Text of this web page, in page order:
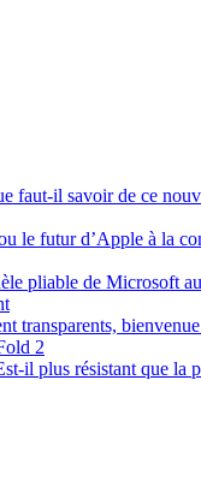
faut-il savoir de ce
le futur d’Apple à la
pliable de Microsoft
transparents,
il plus résistant que la